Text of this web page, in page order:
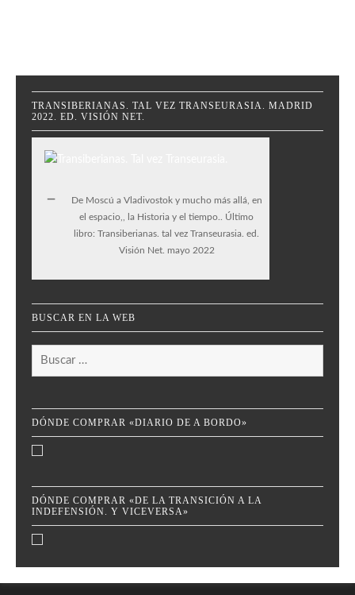
TRANSIBERIANAS. TAL VEZ TRANSEURASIA. MADRID
2022. ED. VISIÓN NET.
De Moscú a Vladivostok y mucho más allá, en
el espacio,, la Historia y el tiempo.. Último
libro: Transiberianas. tal vez Transeurasia. ed.
Visión Net. mayo 2022
BUSCAR EN LA WEB
Buscar:
DÓNDE COMPRAR «DIARIO DE A BORDO»
DÓNDE COMPRAR «DE LA TRANSICIÓN A LA
INDEFENSIÓN. Y VICEVERSA»